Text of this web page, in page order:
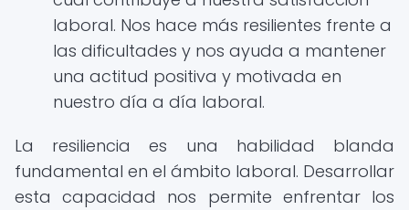
laboral. Nos hace más resilientes frente a
las dificultades y nos ayuda a mantener
una actitud positiva y motivada en
nuestro día a día laboral.
La resiliencia es una habilidad blanda
fundamental en el ámbito laboral. Desarrollar
esta capacidad nos permite enfrentar los